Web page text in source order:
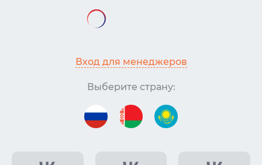
Вход для менеджеров
Выберите страну: